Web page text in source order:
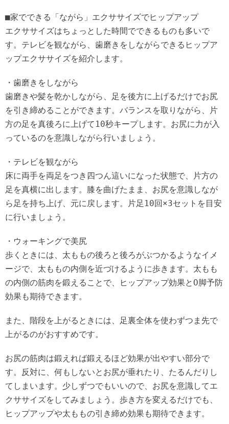
■家でできる「ながら」エクササイズでヒップアップ
エクササイズはちょっとした時間でできるものも多いで
す。テレビを観ながら、歯磨きをしながらできるヒップア
ップエクササイズを紹介します。
・歯磨きをしながら
歯磨きや髪を乾かしながら、足を後方に上げるだけでお尻
を引き締めることができます。バランスを取りながら、片
方の足を真後ろに上げて10秒キープします。お尻に力が入
っているのを意識しながら行いましょう。
・テレビを観ながら
床に両手を両足をつき四つん這いになった状態で、片方の
足を真横に出します。膝を曲げたまま、お尻を意識しなが
ら足を持ち上げ、元に戻します。片足10回×3セットを目安
に行いましょう。
・ウォーキングで美尻
歩くときには、太ももの後ろと後ろがぶつかるようなイメ
ージで、太ももの内側を近づけるように歩きます。太もも
の内側の筋肉を鍛えることで、ヒップアップ効果とO脚予防
効果も期待できます。
また、階段を上がるときには、足裏全体を使わずつま先で
上がるのがおすすめです。
お尻の筋肉は鍛えれば鍛えるほど効果が出やすい部分で
す。反対に、何もしないとお尻が垂れたり、たるんだりし
てしまいます。少しずつでもいいので、お尻を意識してエ
クササイズをしてみましょう。歩き方を変えるだけでも、
ヒップアップや太ももの引き締め効果も期待できます。